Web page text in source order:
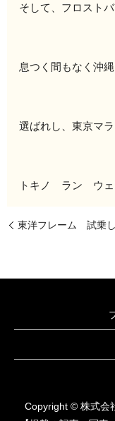
そして、フロスト
息つく間もなく沖
選ばれし、東京マ
トキノ ラン ウェ
東洋フレーム 試乗し
Copyright © 株式会